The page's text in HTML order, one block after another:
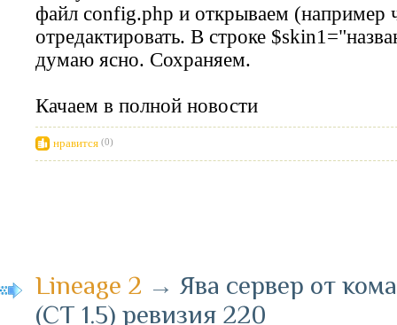
файл config.php и открываем (например
отредактировать. В строке
думаю ясно. Сохраняем.
Качаем в полной новости
нравится (0)
Lineage 2 → Ява сервер от
(CT 1.5) ревизия 220